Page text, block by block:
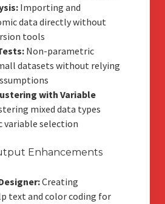
Importing and
data directly without
tools
Non-parametric
datasets without relying
with Variable
mixed data types
selection
Enhancements
Creating
text and color coding for